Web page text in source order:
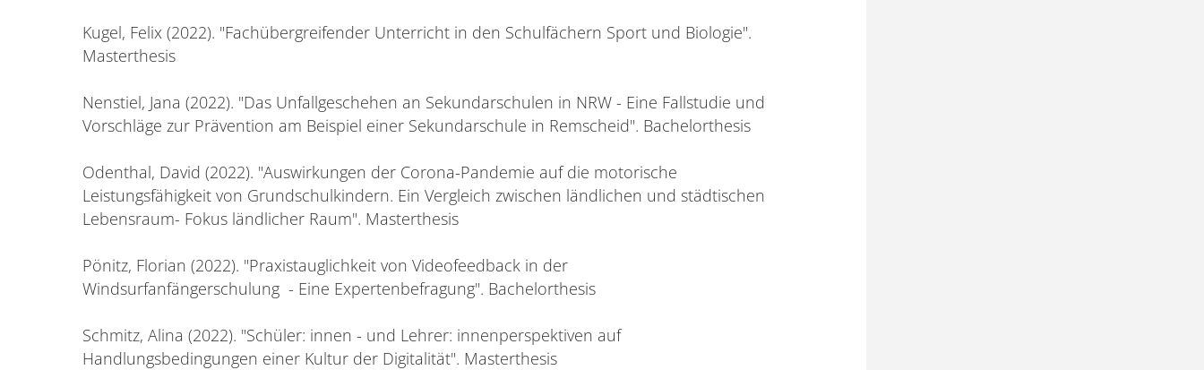
Kugel, Felix (2022). "Fachübergreifender Unterricht in den Schulfächern Sport und Biologie".
Masterthesis
Nenstiel, Jana (2022). "Das Unfallgeschehen an Sekundarschulen in NRW - Eine Fallstudie und
Vorschläge zur Prävention am Beispiel einer Sekundarschule in Remscheid". Bachelorthesis
Odenthal, David (2022). "Auswirkungen der Corona-Pandemie auf die motorische
Leistungsfähigkeit von Grundschulkindern. Ein Vergleich zwischen ländlichen und städtischen
Lebensraum- Fokus ländlicher Raum". Masterthesis
Pönitz, Florian (2022). "Praxistauglichkeit von Videofeedback in der
Windsurfanfängerschulung - Eine Expertenbefragung". Bachelorthesis
Schmitz, Alina (2022). "Schüler: innen - und Lehrer: innenperspektiven auf
Handlungsbedingungen einer Kultur der Digitalität". Masterthesis